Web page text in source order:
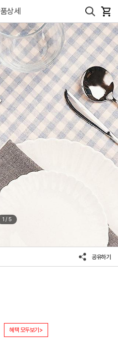
상세
1 / 5
공유하기
혜택 모두보기>